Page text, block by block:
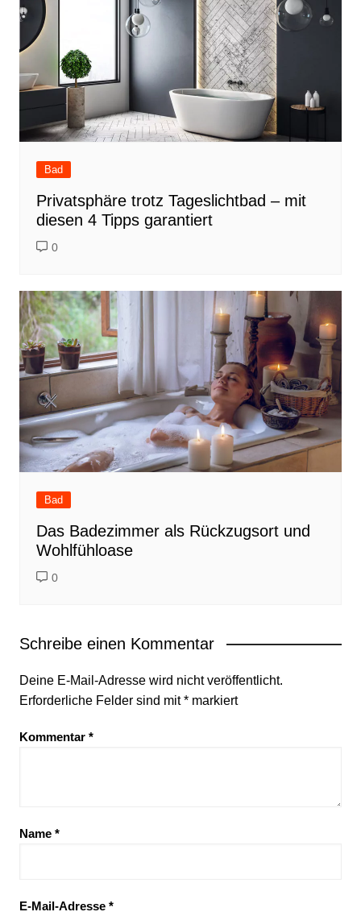
Bad
Privatsphäre trotz Tageslichtbad – mit
diesen 4 Tipps garantiert
0
Bad
Das Badezimmer als Rückzugsort und
Wohlfühloase
0
Schreibe einen Kommentar
Deine E-Mail-Adresse wird nicht veröffentlicht.
Erforderliche Felder sind mit*markiert
Kommentar *
Name *
E-Mail-Adresse *